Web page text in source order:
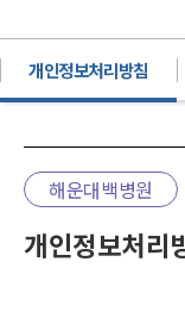
개인정보처리방침
해운대백병원
개인정보처리